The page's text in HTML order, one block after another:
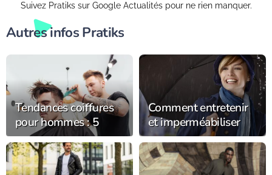
Suivez Pratiks sur Google Actualités pour ne rien manquer.
Autres infos Pratiks
Tendances coiffures
pour hommes : 5
coupes et styles en
vogue cette année
Comment entretenir
et imperméabiliser
son chapeau de pluie
pour le garder plus
longtemps ?